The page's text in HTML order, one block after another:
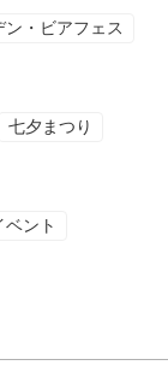
ン・ビアフェス
七夕まつり
ベント